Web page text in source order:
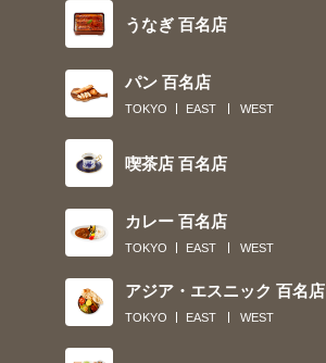
うなぎ 百名店
パン 百名店
TOKYO EAST WEST
喫茶店 百名店
カレー 百名店
TOKYO EAST WEST
アジア・エスニック 百名店
TOKYO EAST WEST